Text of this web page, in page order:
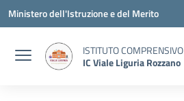
Vai ai contenuti
Vai al menu di navigazione
Vai al footer
Ministero dell'Istruzione e del Merito
ISTITUTO COMPRENSIVO
IC Viale Liguria Rozzano